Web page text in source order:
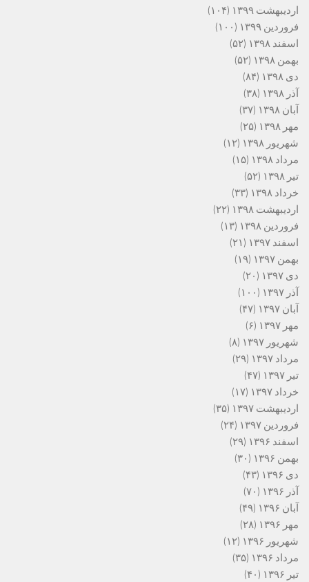
اردیبهشت ۱۳۹۹
(۱۰۴)
فروردین ۱۳۹۹
(۱۰۰)
اسفند ۱۳۹۸
(۵۲)
بهمن ۱۳۹۸
(۵۲)
دی ۱۳۹۸
(۸۴)
آذر ۱۳۹۸
(۳۸)
آبان ۱۳۹۸
(۳۷)
مهر ۱۳۹۸
(۲۵)
شهریور ۱۳۹۸
(۱۲)
مرداد ۱۳۹۸
(۱۵)
تیر ۱۳۹۸
(۵۲)
خرداد ۱۳۹۸
(۳۳)
اردیبهشت ۱۳۹۸
(۲۲)
فروردین ۱۳۹۸
(۱۳)
اسفند ۱۳۹۷
(۲۱)
بهمن ۱۳۹۷
(۱۹)
دی ۱۳۹۷
(۲۰)
آذر ۱۳۹۷
(۱۰۰)
آبان ۱۳۹۷
(۴۷)
مهر ۱۳۹۷
(۶)
شهریور ۱۳۹۷
(۸)
مرداد ۱۳۹۷
(۲۹)
تیر ۱۳۹۷
(۴۷)
خرداد ۱۳۹۷
(۱۷)
اردیبهشت ۱۳۹۷
(۳۵)
فروردین ۱۳۹۷
(۲۴)
اسفند ۱۳۹۶
(۲۹)
بهمن ۱۳۹۶
(۳۰)
دی ۱۳۹۶
(۴۳)
آذر ۱۳۹۶
(۷۰)
آبان ۱۳۹۶
(۴۹)
مهر ۱۳۹۶
(۲۸)
شهریور ۱۳۹۶
(۱۲)
مرداد ۱۳۹۶
(۳۵)
تیر ۱۳۹۶
(۴۰)